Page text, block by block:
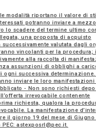
modalità riportano il valore di
potranno inviare a mezzo
lo scadere del termine ultimo
una proposta di acquisto
valutata dagli
vincolanti per la procedura; il
alla raccolta di
assunzioni di obblighi a
ogni successiva determinazione.
inviare le loro manifestazioni
- Non sono richiesti
irrevocabile contenente
richiesta, qualora la
La manifestazione
il giorno 19 del mese di Giugno
astexposrl@pec.it.